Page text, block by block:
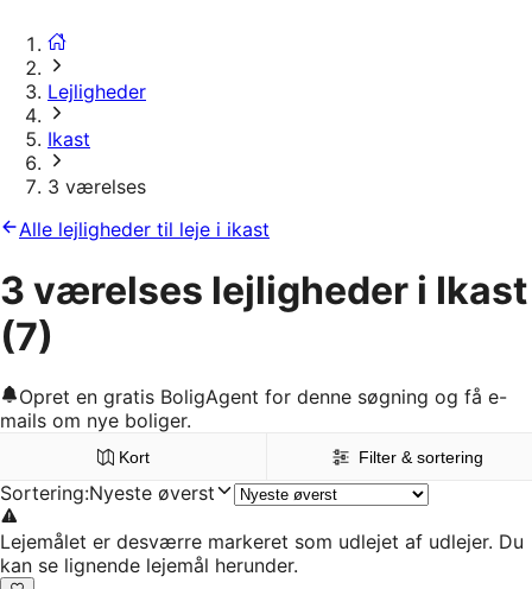
Lejligheder
Ikast
3 værelses
Alle lejligheder til leje i ikast
3 værelses lejligheder i Ikast
(7)
Opret en gratis BoligAgent for denne søgning og få e-
mails om nye boliger.
Kort Filter & sortering
Sortering:Nyeste øverst
Lejemålet er desværre markeret som udlejet af udlejer. Du
kan se lignende lejemål herunder.